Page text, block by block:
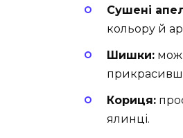
Сушені
кольору й
Шишки:
Кориця:
ялинці.